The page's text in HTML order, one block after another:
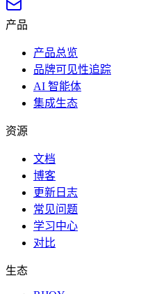
产品
产品总览
品牌可见性追踪
AI 智能体
集成生态
资源
文档
博客
更新日志
常见问题
学习中心
对比
生态